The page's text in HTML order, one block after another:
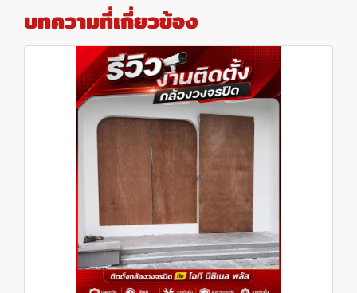
บทความที่เกี่ยวข้อง